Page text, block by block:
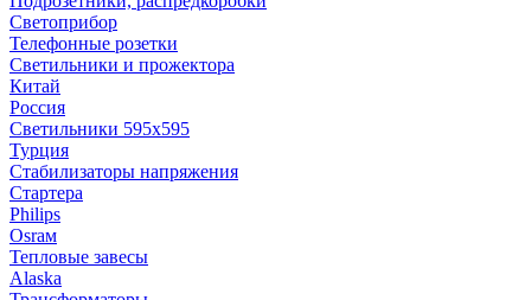
Светоприбор
Телефонные розетки
Светильники и прожектора
Китай
Россия
Светильники 595х595
Турция
Стабилизаторы напряжения
Стартера
Philips
Оsrам
Тепловые завесы
Alaska